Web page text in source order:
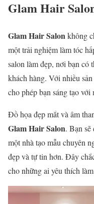
Glam Hair
Glam Hair Salonkhông
một trải nghiệm làm tóc
salon làm đẹp, nơi bạn có
khách hàng. Với nhiều
cho phép bạn sáng tạo
Đồ họa đẹp mắt và âm
Glam Hair Salon. Bạn
một nhà tạo mẫu chuyên
đẹp và tự tin hơn. Đây
cho những ai yêu thích